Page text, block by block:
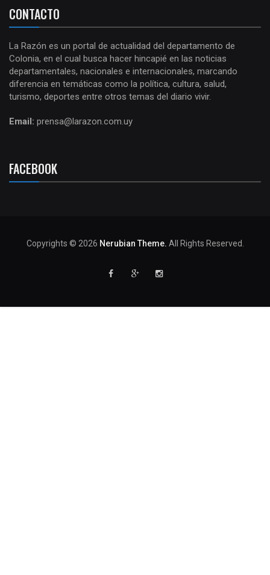
CONTACTO
La Razón es un portal de actualidad del departamento de
Colonia, en el cual busca hacer hincapié en las noticias
departamentales, nacionales e internacionales, marcando
diferencia en temáticas como la política, cultura, salud,
turismo, deportes entre otros temas del diario vivir.
Email: prensa@larazon.com.uy
FACEBOOK
Copyrights © 2026 Nerubian Theme. All Rights Reserved.